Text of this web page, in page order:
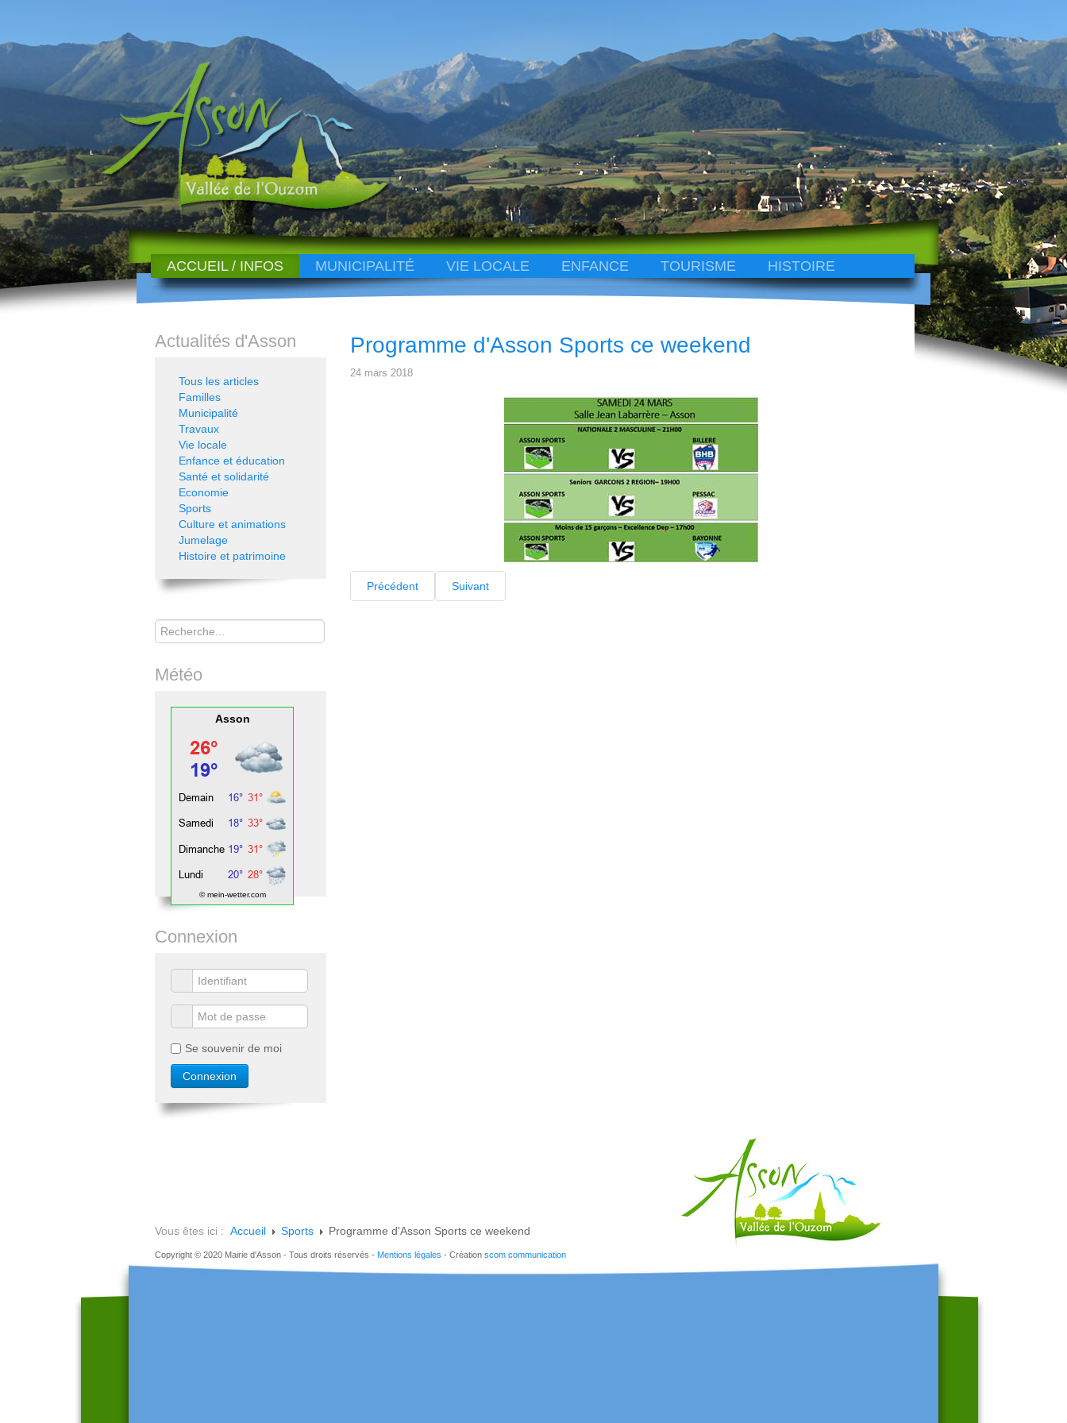
ACCUEIL / INFOS MUNICIPALITÉ VIE LOCALE ENFANCE TOURISME HISTOIRE
Programme d'Asson Sports ce weekend
24 mars 2018
Précédent Suivant
Actualités d'Asson
Tous les articles
Familles
Municipalité
Travaux
Vie locale
Enfance et éducation
Santé et solidarité
Economie
Sports
Culture et animations
Jumelage
Histoire et patrimoine
Rechercher
Météo
Asson
© mein-wetter.com
Connexion
Se souvenir de moi
Vous êtes ici : Accueil Sports Programme d'Asson Sports ce weekend
Copyright © 2020 Mairie d'Asson - Tous droits réservés - Mentions légales - Création scom communication